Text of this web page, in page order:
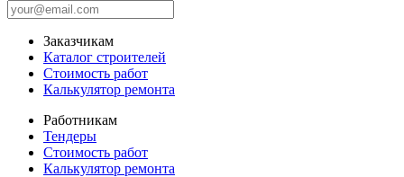
Заказчикам
Каталог строителей
Стоимость работ
Калькулятор ремонта
Работникам
Тендеры
Стоимость работ
Калькулятор ремонта